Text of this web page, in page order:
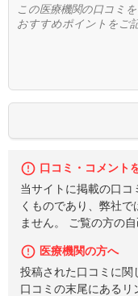
口コミ・コメント
当サイトに掲載の口
くものであり、弊社
ません。 ご覧の方の
医療機関の方へ
投稿された口コミに関
口コミの末尾にある